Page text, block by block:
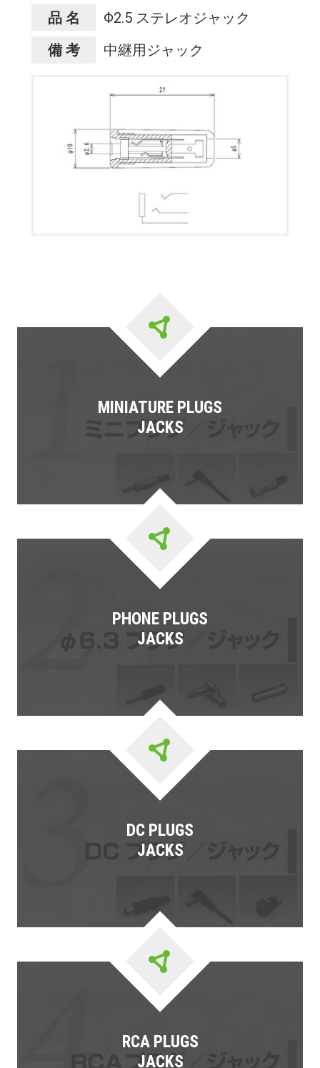
品 名
Φ2.5 ステレオジャック
備 考
中継用ジャック
MINIATURE PLUGS
JACKS
PHONE PLUGS
JACKS
DC PLUGS
JACKS
RCA PLUGS
JACKS